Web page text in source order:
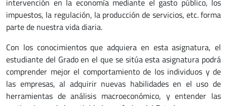
intervención en la economía mediante el gasto público, los
impuestos, la regulación, la producción de servicios, etc. forma
parte de nuestra vida diaria.
Con los conocimientos que adquiera en esta asignatura, el
estudiante del Grado en el que se sitúa esta asignatura podrá
comprender mejor el comportamiento de los individuos y de
las empresas, al adquirir nuevas habilidades en el uso de
herramientas de análisis macroeconómico, y entender las